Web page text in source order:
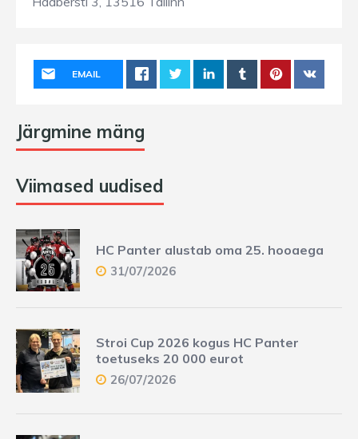
EMAIL
Järgmine mäng
Viimased uudised
HC Panter alustab oma 25. hooaega
31/07/2026
Stroi Cup 2026 kogus HC Panter
toetuseks 20 000 eurot
26/07/2026